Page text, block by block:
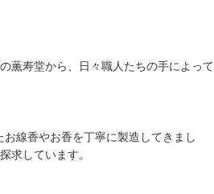
薫寿堂から、日々職人たちの手によって
線香やお香を丁寧に製造してきまし
求しています。